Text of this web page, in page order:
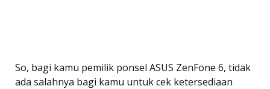
So, bagi kamu pemilik ponsel ASUS ZenFone 6, tidak
ada salahnya bagi kamu untuk cek ketersediaan